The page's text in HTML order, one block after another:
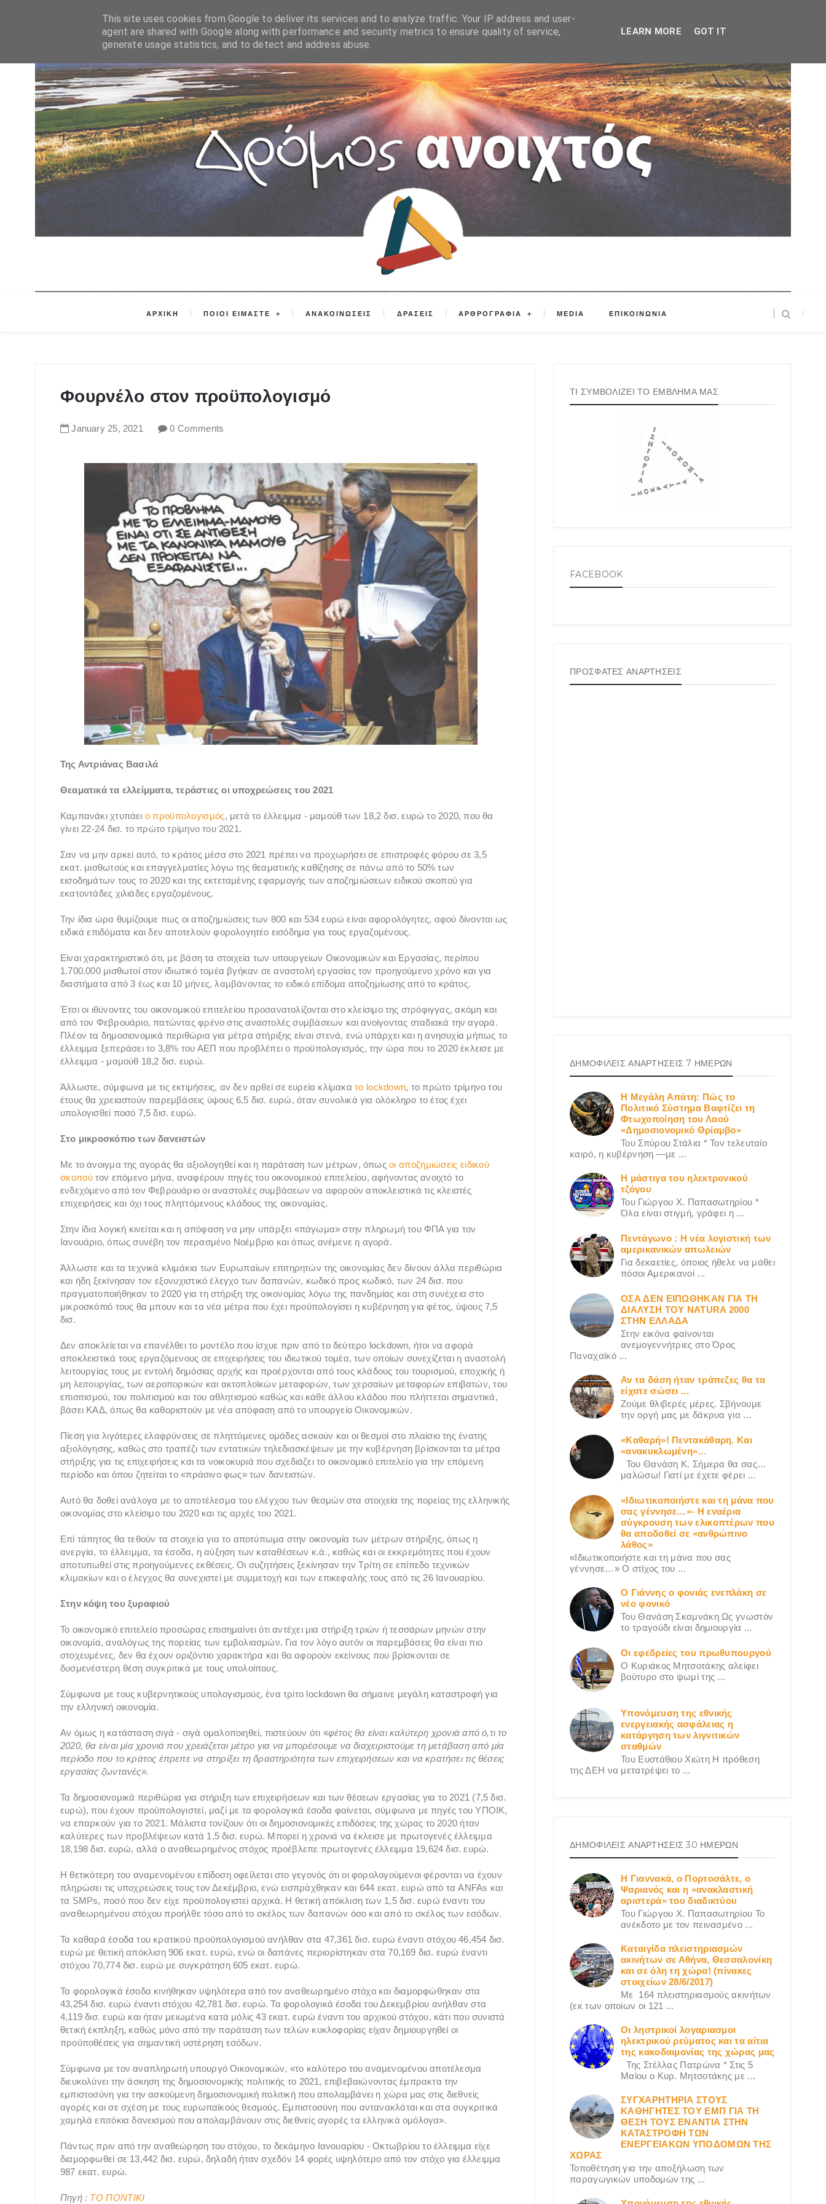
ΑΡΧΙΚΗ ΠΟΙΟΙ ΕΙΜΑΣΤΕ ΑΝΑΚΟΙΝΩΣΕΙΣ ΔΡΑΣΕΙΣ ΑΡΘΡΟΓΡΑΦΙΑ MEDIA ΕΠΙΚΟΙΝΩΝΙΑ
Φουρνέλο στον προϋπολογισμό
January 25, 2021 0 Comments
Της Αντριάνας Βασιλά
Θεαματικά τα ελλείμματα, τεράστιες οι υποχρεώσεις του 2021
Καμπανάκι χτυπάει ο προϋπολογισμός, μετά το έλλειμμα - μαμούθ των 18,2 δισ. ευρώ το 2020, που θα
γίνει 22-24 δισ. το πρώτο τρίμηνο του 2021.
Σαν να μην αρκεί αυτό, το κράτος μέσα στο 2021 πρέπει να προχωρήσει σε επιστροφές φόρου σε 3,5
εκατ. μισθωτούς και επαγγελματίες λόγω της θεαματικής καθίζησης σε πάνω από το 50% των
εισοδημάτων τους το 2020 και της εκτεταμένης εφαρμογής των αποζημιώσεων ειδικού σκοπού για
εκατοντάδες χιλιάδες εργαζομένους.
Την ίδια ώρα θυμίζουμε πως οι αποζημιώσεις των 800 και 534 ευρώ είναι αφορολόγητες, αφού δίνονται ως
ειδικά επιδόματα και δεν αποτελούν φορολογητέο εισόδημα για τους εργαζομένους.
Είναι χαρακτηριστικό ότι, με βάση τα στοιχεία των υπουργείων Οικονομικών και Εργασίας, περίπου
1.700.000 μισθωτοί στον ιδιωτικό τομέα βγήκαν σε αναστολή εργασίας τον προηγούμενο χρόνο και για
διαστήματα από 3 έως και 10 μήνες, λαμβάνοντας το ειδικό επίδομα αποζημίωσης από το κράτος.
Έτσι οι ιθύνοντες του οικονομικού επιτελείου προσανατολίζονται στο κλείσιμο της στρόφιγγας, ακόμη και
από τον Φεβρουάριο, πατώντας φρένο στις αναστολές συμβάσεων και ανοίγοντας σταδιακά την αγορά.
Πλέον τα δημοσιονομικά περιθώρια για μέτρα στήριξης είναι στενά, ενώ υπάρχει και η ανησυχία μήπως το
έλλειμμα ξεπεράσει το 3,8% του ΑΕΠ που προβλέπει ο προϋπολογισμός, την ώρα που το 2020 έκλεισε με
έλλειμμα - μαμούθ 18,2 δισ. ευρώ.
Άλλωστε, σύμφωνα με τις εκτιμήσεις, αν δεν αρθεί σε ευρεία κλίμακατο lockdown, το πρώτο τρίμηνο του
έτους θα χρειαστούν παρεμβάσεις ύψους 6,5 δισ. ευρώ, όταν συνολικά για ολόκληρο το έτος έχει
υπολογισθεί ποσό 7,5 δισ. ευρώ.
Στο μικροσκόπιο των δανειστών
Με το άνοιγμα της αγοράς θα αξιολογηθεί και η παράταση των μέτρων, όπωςοι αποζημιώσεις ειδικού
σκοπούτον επόμενο μήνα, αναφέρουν πηγές του οικονομικού επιτελείου, αφήνοντας ανοιχτό το
ενδεχόμενο από τον Φεβρουάριο οι αναστολές συμβάσεων να αφορούν αποκλειστικά τις κλειστές
επιχειρήσεις και όχι τους πληττόμενους κλάδους της οικονομίας.
Στην ίδια λογική κινείται και η απόφαση να μην υπάρξει «πάγωμα» στην πληρωμή του ΦΠΑ για τον
Ιανουάριο, όπως συνέβη τον περασμένο Νοέμβριο και όπως ανέμενε η αγορά.
Άλλωστε και τα τεχνικά κλιμάκια των Ευρωπαίων επιτηρητών της οικονομίας δεν δίνουν άλλα περιθώρια
και ήδη ξεκίνησαν τον εξονυχιστικό έλεγχο των δαπανών, κωδικό προς κωδικό, των 24 δισ. που
πραγματοποιήθηκαν το 2020 για τη στήριξη της οικονομίας λόγω της πανδημίας και στη συνέχεια στο
μικροσκόπιό τους θα μπουν και τα νέα μέτρα που έχει προϋπολογίσει η κυβέρνηση για φέτος, ύψους 7,5
δισ.
Δεν αποκλείεται να επανέλθει το μοντέλο που ίσχυε πριν από το δεύτερο lockdown, ήτοι να αφορά
αποκλειστικά τους εργαζόμενους σε επιχειρήσεις του ιδιωτικού τομέα, των οποίων συνεχίζεται η αναστολή
λειτουργίας τους με εντολή δημόσιας αρχής και προέρχονται από τους κλάδους του τουρισμού, εποχικής ή
μη λειτουργίας, των αεροπορικών και ακτοπλοϊκών μεταφορών, των χερσαίων μεταφορών επιβατών, του
επισιτισμού, του πολιτισμού και του αθλητισμού καθώς και κάθε άλλου κλάδου που πλήττεται σημαντικά,
βάσει ΚΑΔ, όπως θα καθοριστούν με νέα απόφαση από το υπουργείο Οικονομικών.
Πίεση για λιγότερες ελαφρύνσεις σε πληττόμενες ομάδες ασκούν και οι θεσμοί στο πλαίσιο της ένατης
αξιολόγησης, καθώς στο τραπέζι των εντατικών τηλεδιασκέψεων με την κυβέρνηση βρίσκονται τα μέτρα
στήριξης για τις επιχειρήσεις και τα νοικοκυριά που σχεδιάζει το οικονομικό επιτελείο για την επόμενη
περίοδο και όπου ζητείται το «πράσινο φως» των δανειστών.
Αυτό θα δοθεί ανάλογα με το αποτέλεσμα του ελέγχου των θεσμών στα στοιχεία της πορείας της ελληνικής
οικονομίας στο κλείσιμο του 2020 και τις αρχές του 2021.
Επί τάπητος θα τεθούν τα στοιχεία για το αποτύπωμα στην οικονομία των μέτρων στήριξης, όπως η
ανεργία, το έλλειμμα, τα έσοδα, η αύξηση των καταθέσεων κ.ά., καθώς και οι εκκρεμότητες που έχουν
αποτυπωθεί στις προηγούμενες εκθέσεις. Οι συζητήσεις ξεκίνησαν την Τρίτη σε επίπεδο τεχνικών
κλιμακίων και ο έλεγχος θα συνεχιστεί με συμμετοχή και των επικεφαλής τους από τις 26 Ιανουαρίου.
Στην κόψη του ξυραφιού
Το οικονομικό επιτελείο προσώρας επισημαίνει ότι αντέχει μια στήριξη τριών ή τεσσάρων μηνών στην
οικονομία, αναλόγως της πορείας των εμβολιασμών. Για τον λόγο αυτόν οι παρεμβάσεις θα είναι πιο
στοχευμένες, δεν θα έχουν οριζόντιο χαρακτήρα και θα αφορούν εκείνους που βρίσκονται σε
δυσμενέστερη θέση συγκριτικά με τους υπολοίπους.
Σύμφωνα με τους κυβερνητικούς υπολογισμούς, ένα τρίτο lockdown θα σήμαινε μεγάλη καταστροφή για
την ελληνική οικονομία.
Αν όμως η κατάσταση σιγά - σιγά ομαλοποιηθεί, πιστεύουν ότι «φέτος θα είναι καλύτερη χρονιά από ό,τι το
2020, θα είναι μία χρονιά που χρειάζεται μέτρο για να μπορέσουμε να διαχειριστούμε τη μετάβαση από μία
περίοδο που το κράτος έπρεπε να στηρίξει τη δραστηριότητα των επιχειρήσεων και να κρατήσει τις θέσεις
εργασίας ζωντανές».
Τα δημοσιονομικά περιθώρια για στήριξη των επιχειρήσεων και των θέσεων εργασίας για το 2021 (7,5 δισ.
ευρώ), που έχουν προϋπολογιστεί, μαζί με τα φορολογικά έσοδα φαίνεται, σύμφωνα με πηγές του ΥΠΟΙΚ,
να επαρκούν για το 2021. Μάλιστα τονίζουν ότι οι δημοσιονομικές επιδόσεις της χώρας το 2020 ήταν
καλύτερες των προβλέψεων κατά 1,5 δισ. ευρώ. Μπορεί η χρονιά να έκλεισε με πρωτογενές έλλειμμα
18,198 δισ. ευρώ, αλλά ο αναθεωρημένος στόχος προέβλεπε πρωτογενές έλλειμμα 19,624 δισ. ευρώ.
Η θετικότερη του αναμενομένου επίδοση οφείλεται στο γεγονός ότι οι φορολογούμενοι φέρονται να έχουν
πληρώσει τις υποχρεώσεις τους τον Δεκέμβριο, ενώ εισπράχθηκαν και 644 εκατ. ευρώ από τα ANFAs και
τα SMPs, ποσό που δεν είχε προϋπολογιστεί αρχικά. Η θετική απόκλιση των 1,5 δισ. ευρώ έναντι του
αναθεωρημένου στόχου προήλθε τόσο από το σκέλος των δαπανών όσο και από το σκέλος των εσόδων.
Τα καθαρά έσοδα του κρατικού προϋπολογισμού ανήλθαν στα 47,361 δισ. ευρώ έναντι στόχου 46,454 δισ.
ευρώ με θετική απόκλιση 906 εκατ. ευρώ, ενώ οι δαπάνες περιορίστηκαν στα 70,169 δισ. ευρώ έναντι
στόχου 70,774 δισ. ευρώ με συγκράτηση 605 εκατ. ευρώ.
Τα φορολογικά έσοδα κινήθηκαν υψηλότερα από τον αναθεωρημένο στόχο και διαμορφώθηκαν στα
43,254 δισ. ευρώ έναντι στόχου 42,781 δισ. ευρώ. Τα φορολογικά έσοδα του Δεκεμβρίου ανήλθαν στα
4,119 δισ. ευρώ και ήταν μειωμένα κατά μόλις 43 εκατ. ευρώ έναντι του αρχικού στόχου, κάτι που συνιστά
θετική έκπληξη, καθώς μόνο από την παράταση των τελών κυκλοφορίας είχαν δημιουργηθεί οι
προϋποθέσεις για σημαντική υστέρηση εσόδων.
Σύμφωνα με τον αναπληρωτή υπουργό Οικονομικών, «το καλύτερο του αναμενομένου αποτέλεσμα
διευκολύνει την άσκηση της δημοσιονομικής πολιτικής το 2021, επιβεβαιώνοντας έμπρακτα την
εμπιστοσύνη για την ασκούμενη δημοσιονομική πολιτική που απολαμβάνει η χώρα μας στις διεθνείς
αγορές και σε σχέση με τους ευρωπαϊκούς θεσμούς. Εμπιστοσύνη που αντανακλάται και στα συγκριτικά
χαμηλά επιτόκια δανεισμού που απολαμβάνουν στις διεθνείς αγορές τα ελληνικά ομόλογα».
Πάντως πριν από την αναθεώρηση του στόχου, το δεκάμηνο Ιανουαρίου - Οκτωβρίου το έλλειμμα είχε
διαμορφωθεί σε 13,442 δισ. ευρώ, δηλαδή ήταν σχεδόν 14 φορές υψηλότερο από τον στόχο για έλλειμμα
987 εκατ. ευρώ.
Πηγή : ΤΟ ΠΟΝΤΙΚΙ
ΤΙ ΣΥΜΒΟΛΙΖΕΙ ΤΟ ΕΜΒΛΗΜΑ ΜΑΣ
FACEBOOK
ΠΡΟΣΦΑΤΕΣ ΑΝΑΡΤΗΣΕΙΣ
ΔΗΜΟΦΙΛΕΙΣ ΑΝΑΡΤΗΣΕΙΣ 7 ΗΜΕΡΩΝ
Η Μεγάλη Απάτη: Πώς το
Πολιτικό Σύστημα Βαφτίζει τη
Φτωχοποίηση του Λαού
«Δημοσιονομικό Θρίαμβο»
Του Σπύρου Στάλια * Τον τελευταίο
καιρό, η κυβέρνηση —με ...
Η μάστιγα του ηλεκτρονικού
τζόγου
Του Γιώργου X. Παπασωτηρίου *
Όλα είναι στιγμή, γράφει η ...
Πεντάγωνο : Η νέα λογιστική των
αμερικανικών απωλειών
Για δεκαετίες, όποιος ήθελε να μάθει
πόσοι Αμερικανοί ...
ΟΣΑ ΔΕN ΕΙΠΩΘΗΚΑΝ ΓΙΑ ΤΗ
ΔΙΑΛΥΣΗ ΤΟΥ NATURA 2000
ΣΤΗΝ ΕΛΛΑΔΑ
Στην εικόνα φαίνονται
ανεμογεννήτριες στο Όρος
Παναχαϊκό ...
Αν τα δάση ήταν τράπεζες θα τα
είχατε σώσει ...
Ζούμε θλιβερές μέρες. Σβήνουμε
την οργή μας με δάκρυα για ...
«Καθαρή»! Πεντακάθαρη. Και
«ανακυκλωμένη»…
Του Θανάση Κ. Σήμερα θα σας…
μαλώσω! Γιατί με έχετε φέρει ...
«Ιδιωτικοποιήστε και τη μάνα που
σας γέννησε…»- Η εναέρια
σύγκρουση των ελικοπτέρων που
θα αποδοθεί σε «ανθρώπινο
λάθος»
«Ιδιωτικοποιήστε και τη μάνα που σας
γέννησε…» Ο στίχος του ...
Ο Γιάννης ο φονιάς ενεπλάκη σε
νέο φονικό
Του Θανάση Σκαμνάκη Ως γνωστόν
το τραγούδι είναι δημιουργία ...
Οι εφεδρείες του πρωθυπουργού
Ο Κυριάκος Μητσοτάκης αλείφει
βούτυρο στο ψωμί της ...
Υπονόμευση της εθνικής
ενεργειακής ασφάλειας η
κατάργηση των λιγνιτικών
σταθμών
Του Ευστάθιου Χιώτη Η πρόθεση
της ΔΕΗ να μετατρέψει το ...
ΔΗΜΟΦΙΛΕΙΣ ΑΝΑΡΤΗΣΕΙΣ 30 ΗΜΕΡΩΝ
Η Γιαννακά, ο Πορτοσάλτε, ο
Ψαριανός και η «ανακλαστική
αριστερά» του διαδικτύου
Του Γιώργου X. Παπασωτηρίου Το
ανέκδοτο με τον πεινασμένο ...
Καταιγίδα πλειστηριασμών
ακινήτων σε Αθήνα, Θεσσαλονίκη
και σε όλη τη χώρα! (πίνακες
στοιχείων 28/6/2017)
Με 164 πλειστηριασμούς ακινήτων
(εκ των οποίων οι 121 ...
Οι ληστρικοί λογαριασμοι
ηλεκτρικού ρεύματος και τα αίτια
της κακοδαιμονίας της χώρας μας
Της Στέλλας Πατρώνα * Στις 5
Μαϊου ο Κυρ. Μητσοτάκης με ...
ΣΥΓΧΑΡΗΤΗΡΙΑ ΣΤΟΥΣ
ΚΑΘΗΓΗΤΕΣ ΤΟΥ ΕΜΠ ΓΙΑ ΤΗ
ΘΕΣΗ ΤΟΥΣ ΕΝΑΝΤΙΑ ΣΤΗΝ
ΚΑΤΑΣΤΡΟΦΗ ΤΩΝ
ΕΝΕΡΓΕΙΑΚΩΝ ΥΠΟΔΟΜΩΝ ΤΗΣ
ΧΩΡΑΣ
Τοποθέτηση για την αποξήλωση των
παραγωγικών υποδομών της ...
This site uses cookies from Google to deliver its services and to analyze traffic. Your IP address and user-
agent are shared with Google along with performance and security metrics to ensure quality of service,
generate usage statistics, and to detect and address abuse.
LEARN MORE GOT IT